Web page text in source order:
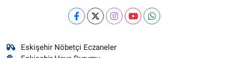
Eskişehir Nöbetçi Eczaneler